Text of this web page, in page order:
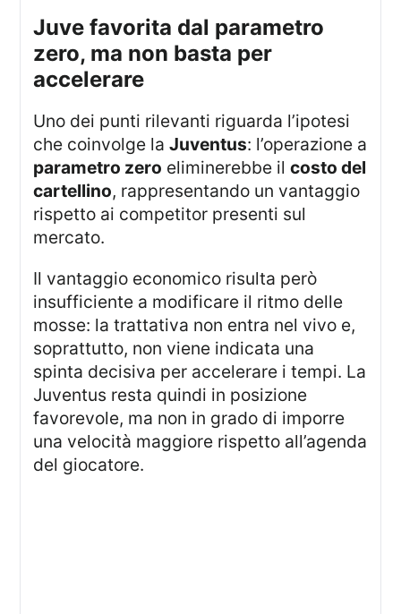
juve favorita dal parametro
zero, ma non basta per
accelerare
Uno dei punti rilevanti riguarda l’ipotesi
che coinvolge laJuventus: l’operazione a
parametro zero eliminerebbe ilcosto del
cartellino, rappresentando un vantaggio
rispetto ai competitor presenti sul
mercato.
Il vantaggio economico risulta però
insufficiente a modificare il ritmo delle
mosse: la trattativa non entra nel vivo e,
soprattutto, non viene indicata una
spinta decisiva per accelerare i tempi. La
Juventus resta quindi in posizione
favorevole, ma non in grado di imporre
una velocità maggiore rispetto all’agenda
del giocatore.